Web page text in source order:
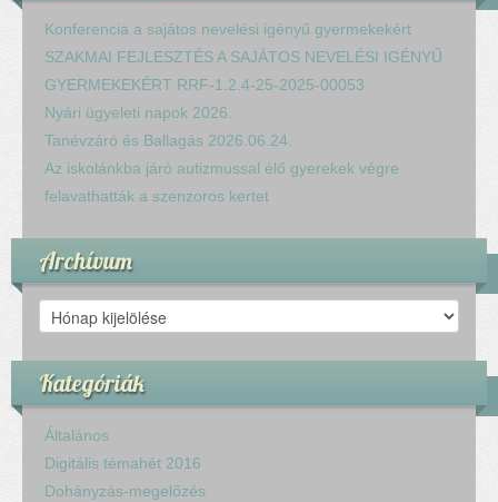
Konferencia a sajátos nevelési igényű gyermekekért
SZAKMAI FEJLESZTÉS A SAJÁTOS NEVELÉSI IGÉNYŰ
GYERMEKEKÉRT RRF-1.2.4-25-2025-00053
Nyári ügyeleti napok 2026.
Tanévzáró és Ballagás 2026.06.24.
Az iskolánkba járó autizmussal élő gyerekek végre
felavathatták a szenzoros kertet
Archívum
Archívum
Kategóriák
Általános
Digitális témahét 2016
Dohányzás-megelőzés